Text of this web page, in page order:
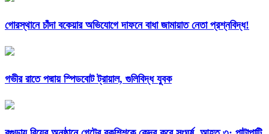
গোরস্থানে চাঁদা বকেয়ার অভিযোগে দাফনে বাধা জামায়াত নেতা প্রশ্নবিদ্ধ!
গভীর রাতে পদ্মায় স্পিডবোট ট্রায়াল, গুলিবিদ্ধ যুবক